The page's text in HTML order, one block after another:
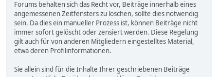
Forums behalten sich das Recht vor, Beiträge innerhalb eines
angemessenen Zeitfensters zu löschen, sollte dies notwendig
sein. Da dies ein manueller Prozess ist, können Beiträge nicht
immer sofort gelöscht oder zensiert werden. Diese Regelung
gilt auch für von anderen Mitgliedern eingestelltes Material,
etwa deren Profilinformationen.
Sie allein sind für die Inhalte Ihrer geschriebenen Beiträge